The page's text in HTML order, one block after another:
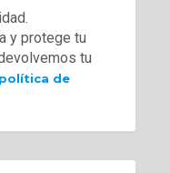
y protege tu
tu
de